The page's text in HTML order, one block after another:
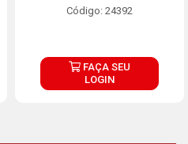
Código: 24392
FAÇA SEU
LOGIN